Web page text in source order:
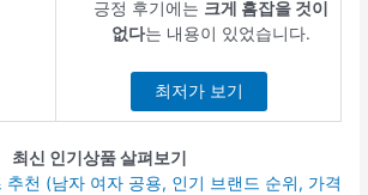
긍정 후기에는 크게 흠잡을 것이
없다는 내용이 있었습니다.
최저가 보기
최신 인기상품 살펴보기
추천 (남자 여자 공용, 인기 브랜드 순위, 가격